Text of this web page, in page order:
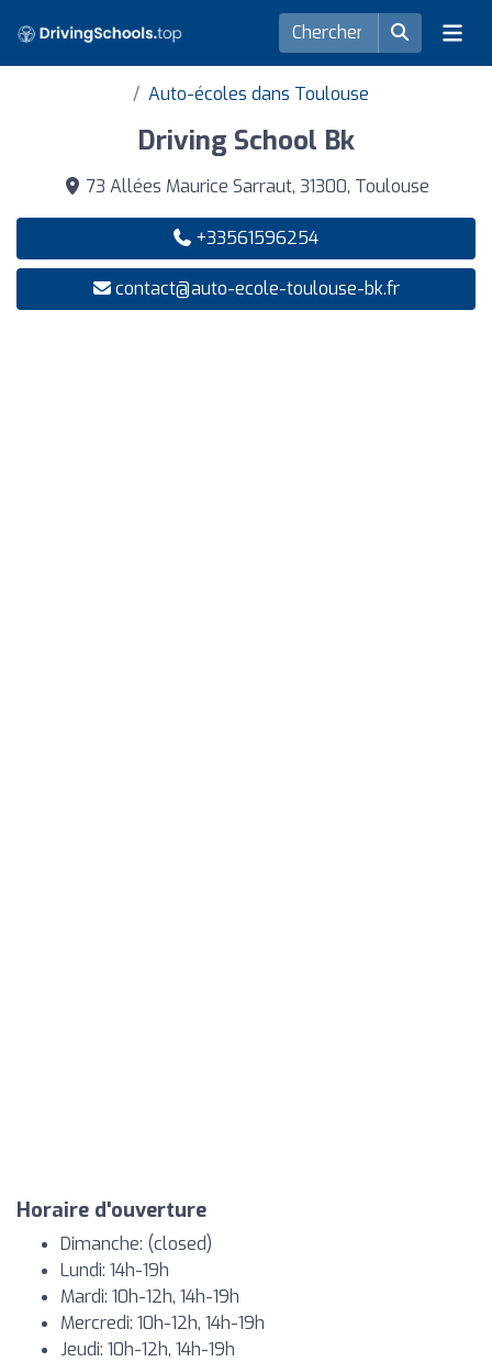
Auto-écoles dans Toulouse
Driving School Bk
73 Allées Maurice Sarraut, 31300, Toulouse
+33561596254
contact@auto-ecole-toulouse-bk.fr
Horaire d'ouverture
Dimanche: (closed)
Lundi: 14h-19h
Mardi: 10h-12h, 14h-19h
Mercredi: 10h-12h, 14h-19h
Jeudi: 10h-12h, 14h-19h